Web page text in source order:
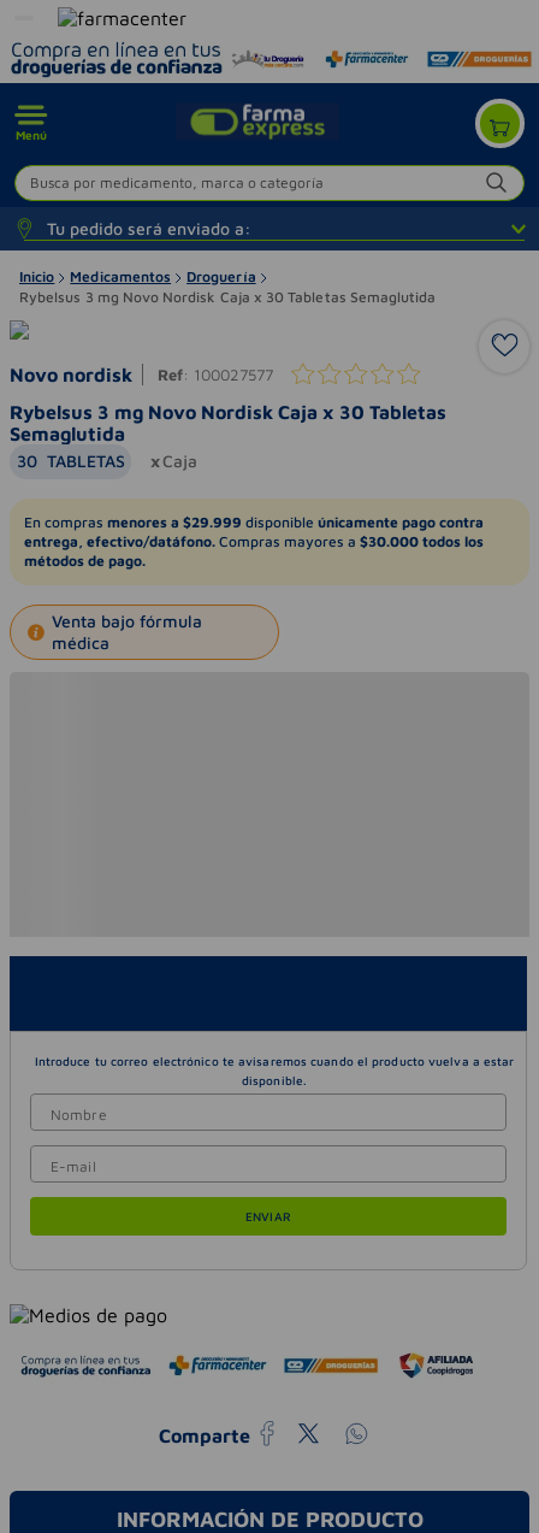
Menú
Busca por medicamento, marca o categoría
Tu pedido será enviado a:
Inicio Medicamentos
Droguería
Rybelsus 3 mg Novo Nordisk Caja x 30 Tabletas Semaglutida
Novo nordisk Ref: 100027577
Rybelsus 3 mg Novo Nordisk Caja x 30 Tabletas
Semaglutida
30 TABLETAS Caja
En compras menores a $29.999 disponible únicamente pago contra
entrega, efectivo/datáfono. Compras mayores a $30.000 todos los
métodos de pago.
Venta bajo fórmula
médica
ENVIAR
Comparte
INFORMACIÓN DE PRODUCTO